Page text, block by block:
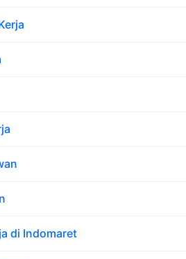
di Indomaret